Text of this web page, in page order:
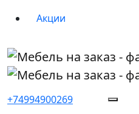
Акции
+74994900269